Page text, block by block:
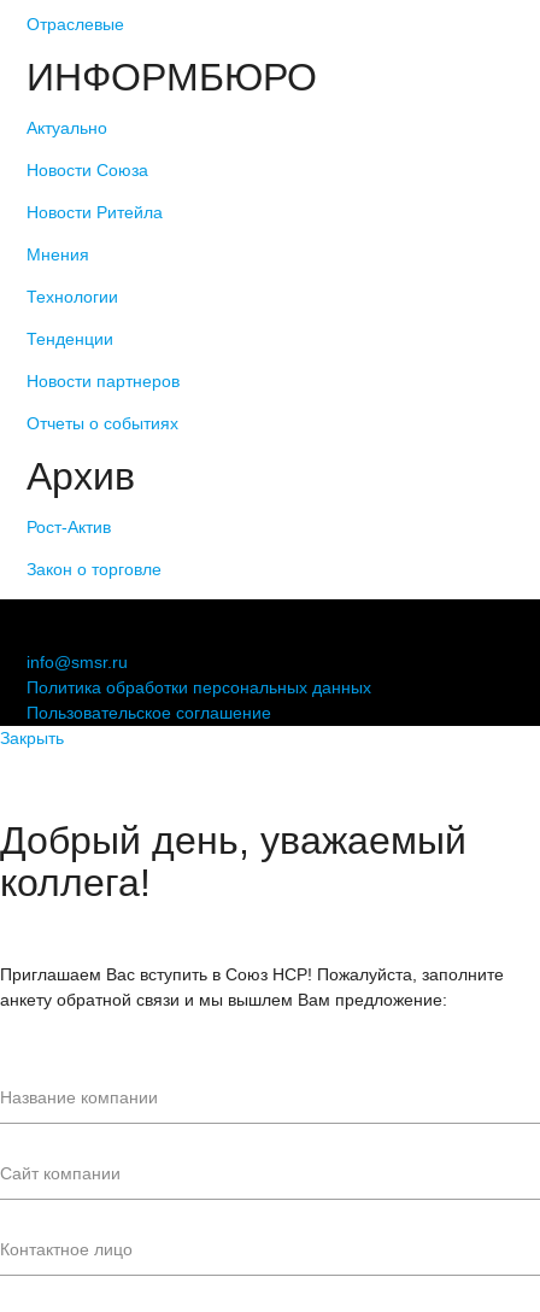
Отраслевые
ИНФОРМБЮРО
Актуально
Новости Союза
Новости Ритейла
Мнения
Технологии
Тенденции
Новости партнеров
Отчеты о событиях
Архив
Рост-Актив
Закон о торговле
info@smsr.ru
Политика обработки персональных данных
Пользовательское соглашение
Закрыть
Добрый день, уважаемый
коллега!
Приглашаем Вас вступить в Союз НСР! Пожалуйста, заполните
анкету обратной связи и мы вышлем Вам предложение: